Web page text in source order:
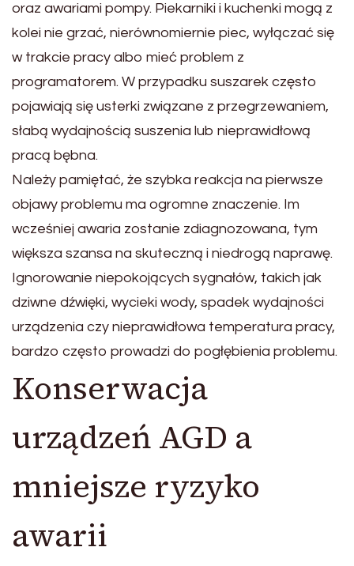
oraz awariami pompy. Piekarniki i kuchenki mogą z
kolei nie grzać, nierównomiernie piec, wyłączać się
w trakcie pracy albo mieć problem z
programatorem. W przypadku suszarek często
pojawiają się usterki związane z przegrzewaniem,
słabą wydajnością suszenia lub nieprawidłową
pracą bębna.
Należy pamiętać, że szybka reakcja na pierwsze
objawy problemu ma ogromne znaczenie. Im
wcześniej awaria zostanie zdiagnozowana, tym
większa szansa na skuteczną i niedrogą naprawę.
Ignorowanie niepokojących sygnałów, takich jak
dziwne dźwięki, wycieki wody, spadek wydajności
urządzenia czy nieprawidłowa temperatura pracy,
bardzo często prowadzi do pogłębienia problemu.
Konserwacja
urządzeń AGD a
mniejsze ryzyko
awarii